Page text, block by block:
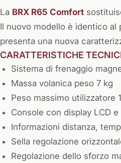
La BRX R65 Comfort
Il nuovo modello è identico
presenta una nuova
CARATTERISTICHE
Sistema di frenaggio
Massa volanica peso 7 kg
Peso massimo utilizzatore
Console con display LCD
Informazioni distanza,
Sella regolazione
Regolazione dello sforzo